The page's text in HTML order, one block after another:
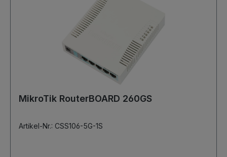
MikroTik RouterBOARD 260GS
Artikel-Nr.: CSS106-5G-1S